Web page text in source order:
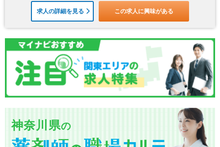
求人の詳細を見る この求人に興味がある
神奈川県の